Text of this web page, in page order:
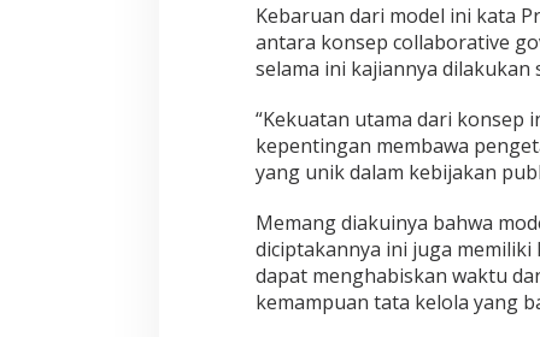
Kebaruan dari model ini kata
antara konsep collaborative
selama ini kajiannya dilakukan
“Kekuatan utama dari konsep
kepentingan membawa
yang unik dalam kebijakan
Memang diakuinya bahwa
diciptakannya ini juga memiliki
dapat menghabiskan waktu
kemampuan tata kelola yang